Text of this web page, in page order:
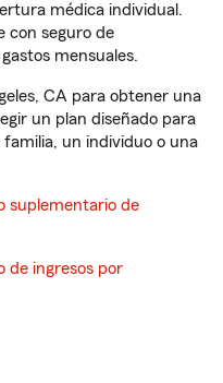
médica individual.
con seguro de
mensuales.
CA para obtener una
un plan diseñado para
un individuo o una
suplementario de
de ingresos por